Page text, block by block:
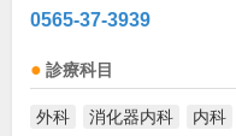
0565-37-3939
診療科目
外科 消化器内科 内科